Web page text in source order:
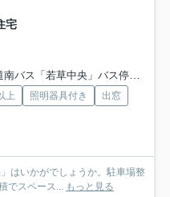
宅
バス「若草中央」バス停下車 徒歩4分
上 照明器具付き
出窓
はいかがでしょうか。駐車場整
でスペース... もっと見る